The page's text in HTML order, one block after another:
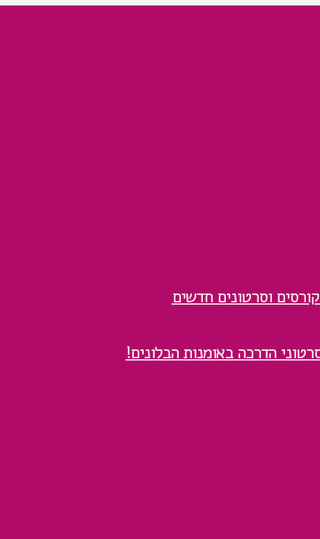
וסרטונים חדשים
הדרכה באומנות הבלונים!